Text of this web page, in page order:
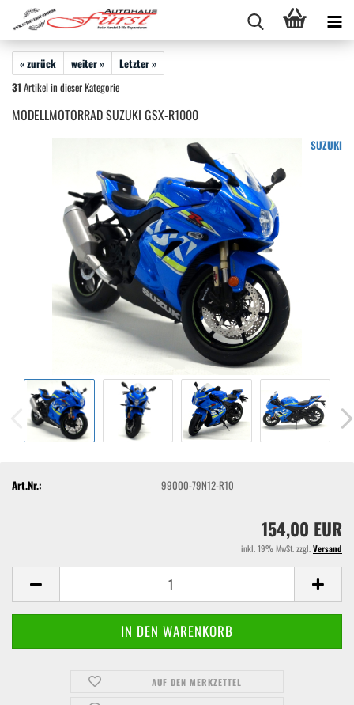
« zurück weiter »
Letzter »
31 Artikel in dieser Kategorie
MODELLMOTORRAD SUZUKI GSX-R1000
SUZUKI
Art.Nr.: 99000-79N12-R10
154,00 EUR
inkl. 19% MwSt. zzgl.Versand
AUF DEN MERKZETTEL